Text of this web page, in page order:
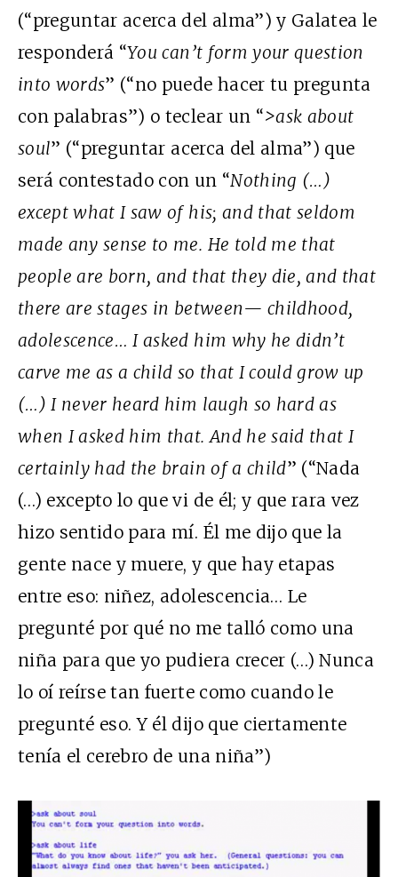
(“preguntar acerca del alma”) y Galatea le
responderá “You can’t form your question
into words” (“no puede hacer tu pregunta
con palabras”) o teclear un “>ask about
soul” (“preguntar acerca del alma”) que
será contestado con un “Nothing (…)
except what I saw of his; and that seldom
made any sense to me. He told me that
people are born, and that they die, and that
there are stages in between— childhood,
adolescence… I asked him why he didn’t
carve me as a child so that I could grow up
(…) I never heard him laugh so hard as
when I asked him that. And he said that I
certainly had the brain of a child” (“Nada
(…) excepto lo que vi de él; y que rara vez
hizo sentido para mí. Él me dijo que la
gente nace y muere, y que hay etapas
entre eso: niñez, adolescencia… Le
pregunté por qué no me talló como una
niña para que yo pudiera crecer (…) Nunca
lo oí reírse tan fuerte como cuando le
pregunté eso. Y él dijo que ciertamente
tenía el cerebro de una niña”)